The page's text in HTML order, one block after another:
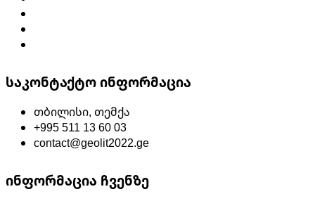
საკონტაქტო ინფორმაცია
თბილისი, თემქა
+995 511 13 60 03
contact@geolit2022.ge
ინფორმაცია ჩვენზე